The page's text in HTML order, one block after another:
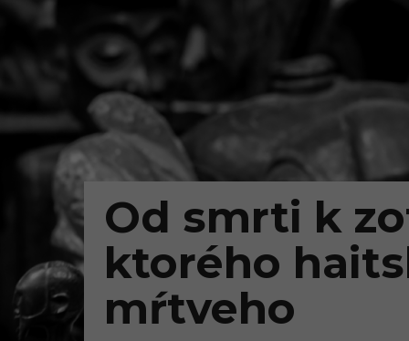
Od smrti k
ktorého
mŕtveho